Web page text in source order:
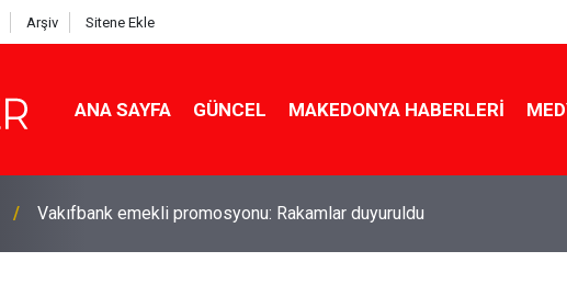
Arşiv Sitene Ekle
ANA SAYFA GÜNCEL MAKEDONYA HABERLERI
Gözde oldu! Hem köy hem mahalle hayatı iç içe! İzmir'deki doğal semt